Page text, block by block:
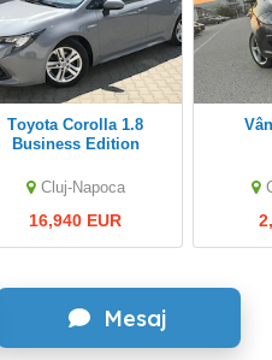
Mesaj
Toyota Corolla 1.8
Business Edition
Cluj-Napoca
16,940 EUR